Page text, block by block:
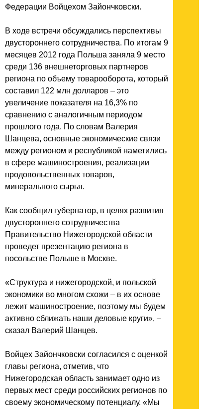
Федерации Войцехом Зайончковски.
В ходе встречи обсуждались перспективы
двустороннего сотрудничества. По итогам 9
месяцев 2012 года Польша заняла 9 место
среди 136 внешнеторговых партнеров
региона по объему товарооборота, который
составил 122 млн долларов – это
увеличение показателя на 16,3% по
сравнению с аналогичным периодом
прошлого года. По словам Валерия
Шанцева, основные экономические связи
между регионом и республикой наметились
в сфере машиностроения, реализации
продовольственных товаров,
минерального сырья.
Как сообщил губернатор, в целях развития
двустороннего сотрудничества
Правительство Нижегородской области
проведет презентацию региона в
посольстве Польше в Москве.
«Структура и нижегородской, и польской
экономики во многом схожи – в их основе
лежит машиностроение, поэтому мы будем
активно сближать наши деловые круги», –
сказал Валерий Шанцев.
Войцех Зайончковски согласился с оценкой
главы региона, отметив, что
Нижегородская область занимает одно из
первых мест среди российских регионов по
своему экономическому потенциалу. «Мы